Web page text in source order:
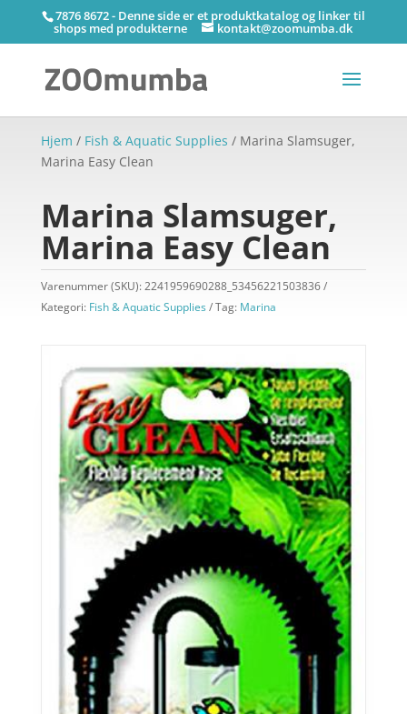
7876 8672 - Denne side er et produktkatalog og linker til
shops med produkterne kontakt@zoomumba.dk
Hjem / Fish & Aquatic Supplies / Marina Slamsuger,
Marina Easy Clean
Marina Slamsuger,
Marina Easy Clean
Varenummer (SKU):2241959690288_53456221503836
Kategori: Fish & Aquatic Supplies Tag: Marina